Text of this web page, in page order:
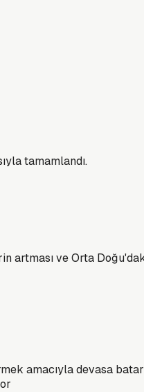
tamamlandı.
artması ve Orta
amacıyla devasa